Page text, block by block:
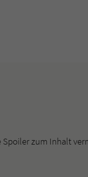
zum Inhalt